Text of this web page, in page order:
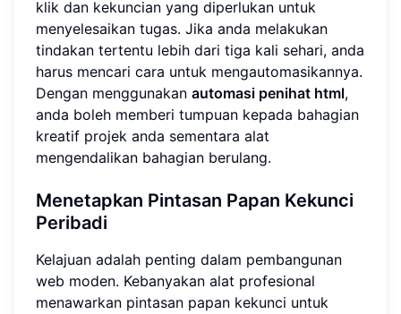
klik dan kekuncian yang diperlukan untuk
menyelesaikan tugas. Jika anda melakukan
tindakan tertentu lebih dari tiga kali sehari, anda
harus mencari cara untuk mengautomasikannya.
Dengan menggunakan automasi penihat html,
anda boleh memberi tumpuan kepada bahagian
kreatif projek anda sementara alat
mengendalikan bahagian berulang.
Menetapkan Pintasan Papan Kekunci
Peribadi
Kelajuan adalah penting dalam pembangunan
web moden. Kebanyakan alat profesional
menawarkan pintasan papan kekunci untuk